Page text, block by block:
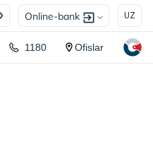
Online-bank UZ
1180 Ofislar